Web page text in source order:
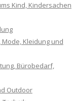
Kind, Kindersachen
Mode, Kleidung und
Bürobedarf,
Outdoor